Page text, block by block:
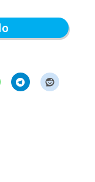
Separados
porta